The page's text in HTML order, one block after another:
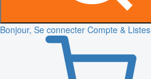
Bonjour, Se connecter Compte & Listes